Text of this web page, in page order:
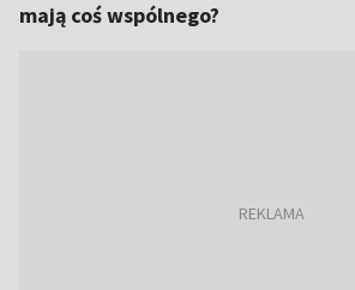
mają coś wspólnego?